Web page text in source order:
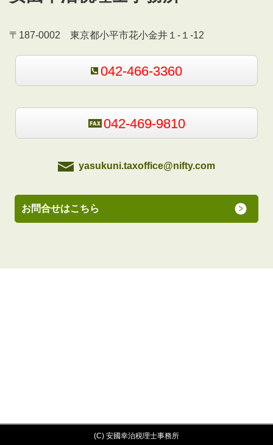
〒187-0002 東京都小平市花小金井１-１-12
042-466-3360
042-469-9810
yasukuni.taxoffice@nifty.com
お問合せはこちら
(C) 安國幸治税理士事務所